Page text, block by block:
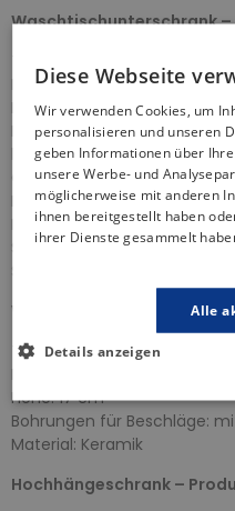
Waschtischunterschrank
Breite: 79,4 cm
Höhe: 54,9 cm
Frontplatte- und
lackierte Schrankfront
Öffnungsmethode:
Farbe: Weiß
Badezimmerschrank zur
Soft-Closing-Schubladen
Waschbecken –
Tiefe: 38 cm
Höhe: 17 cm
Bohrungen für Beschläge:
Material: Keramik
Hochhängeschrank –
Diese Webseite
Wir verwenden Cookies, um
personalisieren und unseren
geben Informationen über
unsere Werbe- und
möglicherweise mit anderen
ihnen bereitgestellt haben
ihrer Dienste gesammelt
Alle
Details anzeigen